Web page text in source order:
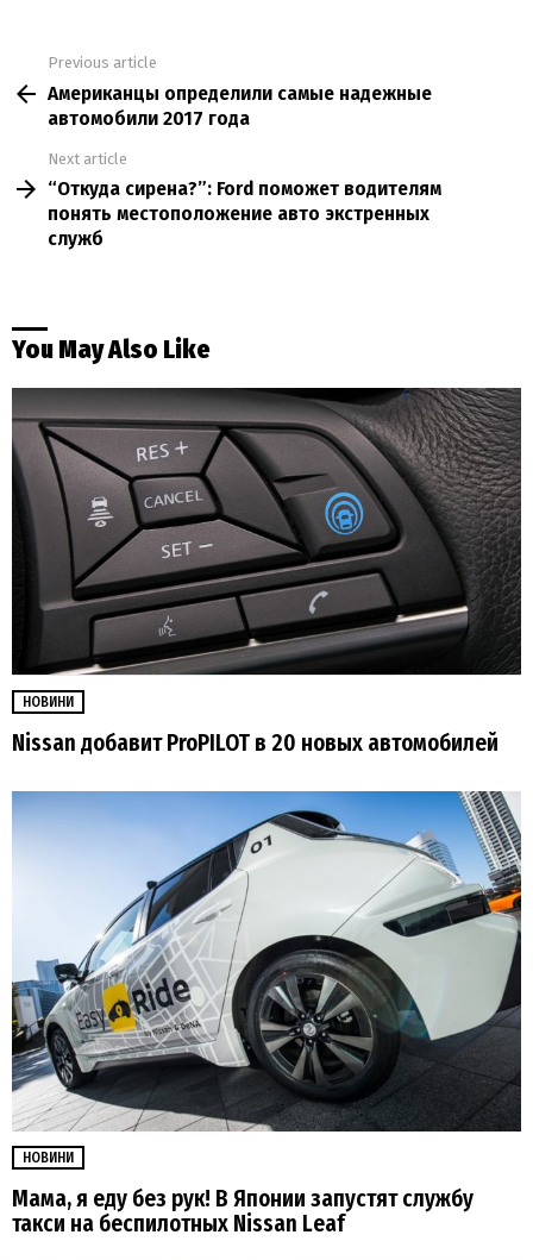
more
Previous article
Американцы определили самые надежные
автомобили 2017 года
Next article
“Откуда сирена?”: Ford поможет водителям
понять местоположение авто экстренных
служб
You May Also Like
НОВИНИ
Nissan добавит ProPILOT в 20 новых автомобилей
НОВИНИ
Мама, я еду без рук! В Японии запустят службу
такси на беспилотных Nissan Leaf